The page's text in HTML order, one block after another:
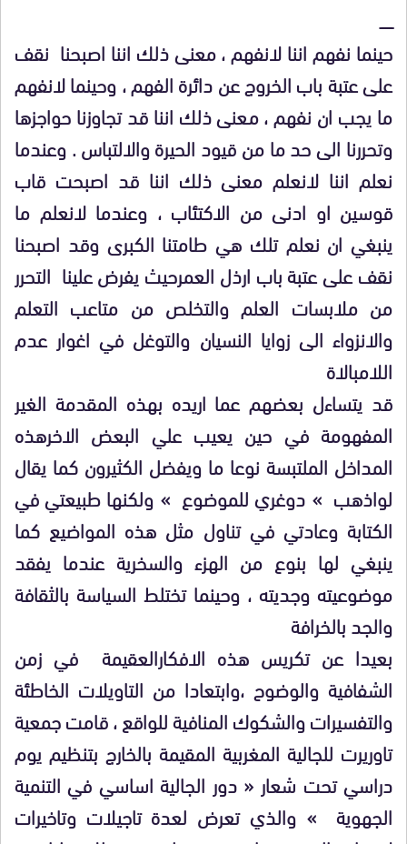
ـــــــ
حينما نفهم اننا لانفهم ، معنى ذلك اننا اصبحنا نقف
على عتبة باب الخروج عن دائرة الفهم ، وحينما لانفهم
ما يجب ان نفهم ، معنى ذلك اننا قد تجاوزنا حواجزها
وتحررنا الى حد ما من قيود الحيرة والالتباس . وعندما
نعلم اننا لانعلم معنى ذلك اننا قد اصبحت قاب
قوسين او ادنى من الاكتئاب ، وعندما لانعلم ما
ينبغي ان نعلم تلك هي طامتنا الكبرى وقد اصبحنا
نقف على عتبة باب ارذل العمرحيث يفرض علينا التحرر
من ملابسات العلم والتخلص من متاعب التعلم
والانزواء الى زوايا النسيان والتوغل في اغوار عدم
اللامبالاة
قد يتساءل بعضهم عما اريده بهذه المقدمة الغير
المفهومة في حين يعيب علي البعض الاخرهذه
المداخل الملتبسة نوعا ما ويفضل الكثيرون كما يقال
لواذهب » دوغري للموضوع » ولكنها طبيعتي في
الكتابة وعادتي في تناول مثل هذه المواضيع كما
ينبغي لها بنوع من الهزء والسخرية عندما يفقد
موضوعيته وجديته ، وحينما تختلط السياسة بالثقافة
والجد بالخرافة
بعيدا عن تكريس هذه الافكارالعقيمة في زمن
الشفافية والوضوح ،وابتعادا من التاويلات الخاطئة
والتفسيرات والشكوك المنافية للواقع ، قامت جمعية
تاوريرت للجالية المغربية المقيمة بالخارج بتنظيم يوم
دراسي تحت شعار « دور الجالية اساسي في التنمية
الجهوية » والذي تعرض لعدة تاجيلات وتاخيرات